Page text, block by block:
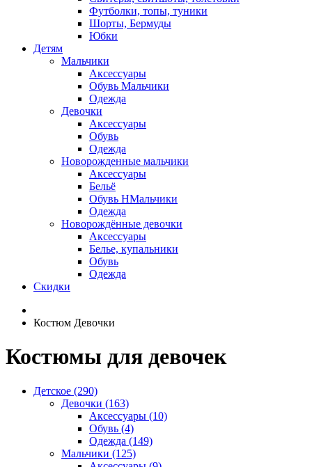
Футболки, топы, туники
Шорты, Бермуды
Юбки
Детям
Мальчики
Аксессуары
Обувь Мальчики
Одежда
Девочки
Аксессуары
Обувь
Одежда
Новорожденные мальчики
Аксессуары
Бельё
Обувь НМальчики
Одежда
Новорождённые девочки
Аксессуары
Белье, купальники
Обувь
Одежда
Скидки
Костюм Девочки
Костюмы для девочек
Детское (290)
Девочки (163)
Аксессуары (10)
Обувь (4)
Одежда (149)
Мальчики (125)